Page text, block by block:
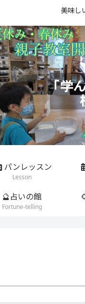
美味し
パンレッスン
Lesson
🔮占いの館
Fortune-telling